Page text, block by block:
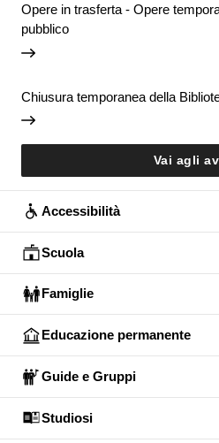
Opere in trasferta - Opere
pubblico
Chiusura temporanea della
Vai agli
Accessibilità
Scuola
Famiglie
Educazione permanente
Guide e Gruppi
Studiosi